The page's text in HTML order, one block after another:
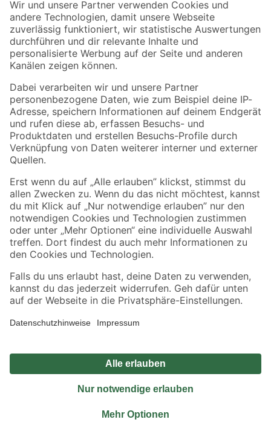
Der toom Newsletter: Keine Angebote und Aktionen mehr verpassen!
Zur Newsletter Anmeldung
Folge uns
Zahlungsarten Versandarten
Sicher einkaufen
Jetzt die toom-App herunterladen
Alle Preisangaben in EUR inkl. gesetzl. MwSt.. Die dargestellten Angebote sind unter
Umständen nicht in allen Märkten verfügbar. Die angegebenen Verfügbarkeiten beziehen
Produkte nur solange der Vorrat reicht.
*Paketversand ab 59 € versandkostenfrei, gilt nicht für Artikel mit Speditionsversand, hier
Privatsphäre Impressum
Nutzungsbedingungen
Widerrufsrecht
Vertrag widerrufen
© 2026 toom Baumarkt GmbH